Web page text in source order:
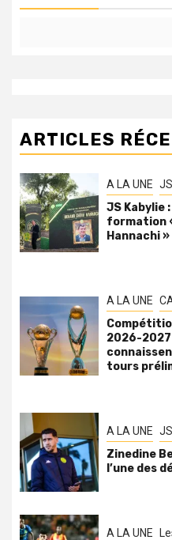
ARTICLES
A LA UNE
JS Kabylie
formation
Hannachi »
A LA UNE
2026-
tours
A LA UNE
Zinedine
l’une des
A LA UNE